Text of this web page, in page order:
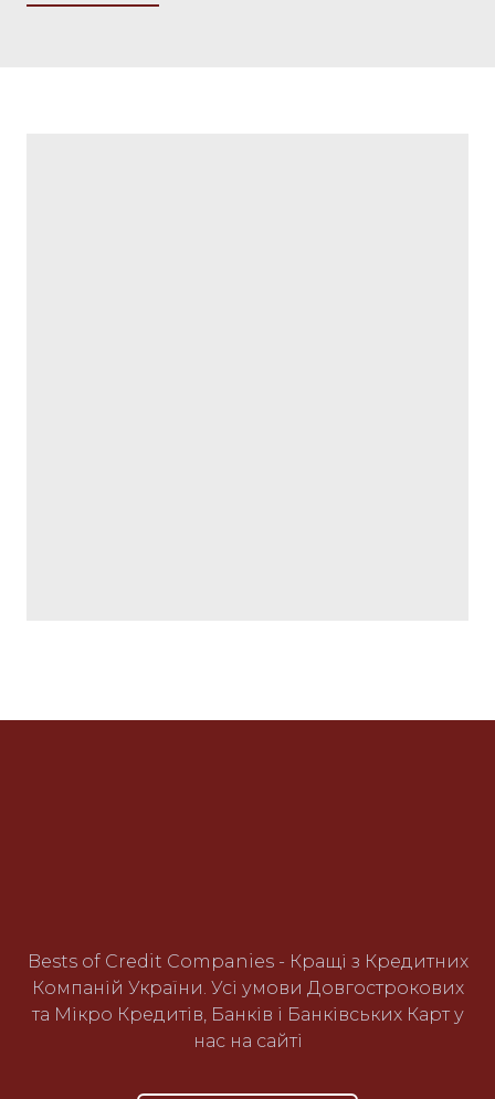
Bests of Credit Companies - Кращі з Кредитних
Компаній України. Усі умови Довгострокових
та Мікро Кредитів, Банків і Банківських Карт у
нас на сайті